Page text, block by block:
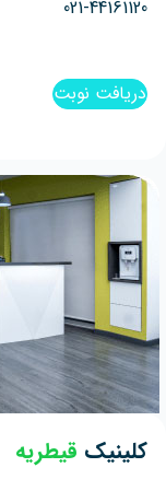
021-44161120
دریافت نوبت
کلینیک قیطریه